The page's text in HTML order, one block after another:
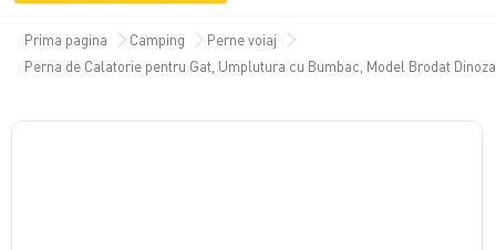
Prima pagina Camping
Perne voiaj
Perna de Calatorie pentru Gat, Umplutura cu Bumbac, Model Brodat